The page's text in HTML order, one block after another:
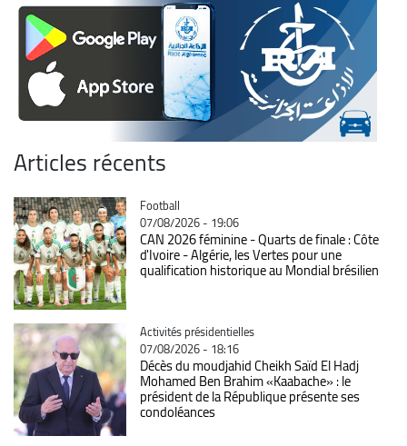
Articles récents
Catégorie
Football
07/08/2026 - 19:06
CAN 2026 féminine - Quarts de finale : Côte
d'Ivoire - Algérie, les Vertes pour une
qualification historique au Mondial brésilien
Catégorie
Activités présidentielles
07/08/2026 - 18:16
Décès du moudjahid Cheikh Saïd El Hadj
Mohamed Ben Brahim «Kaabache» : le
président de la République présente ses
condoléances